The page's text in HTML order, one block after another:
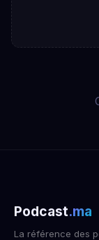
Podcast.ma
La référence des